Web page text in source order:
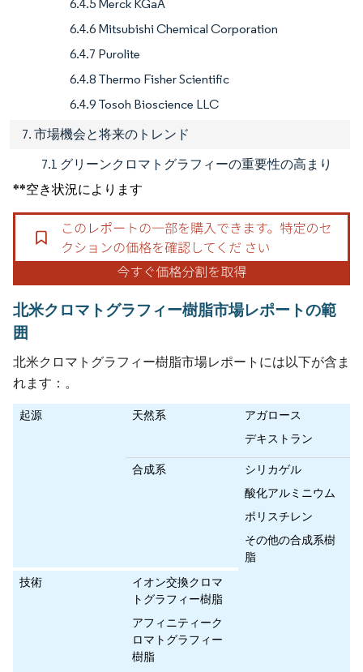
6.4.5 Merck KGaA
6.4.6 Mitsubishi Chemical Corporation
6.4.7 Purolite
6.4.8 Thermo Fisher Scientific
6.4.9 Tosoh Bioscience LLC
7. 市場機会と将来のトレンド
7.1 グリーンクロマトグラフィーの重要性の高まり
**空き状況によります
北米クロマトグラフィー樹脂市場レポートの範
囲
北米クロマトグラフィー樹脂市場レポートには以下が含ま
れます：。
起源 天然系
アガロース
デキストラン
合成系
シリカゲル
酸化アルミニウム
ポリスチレン
その他の合成系樹
脂
技術
イオン交換クロマ
トグラフィー樹脂
アフィニティーク
ロマトグラフィー
樹脂